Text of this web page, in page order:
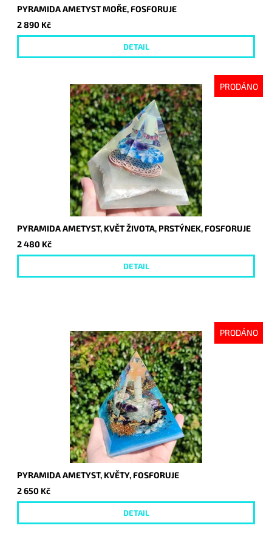
PYRAMIDA AMETYST MOŘE, FOSFORUJE
2 890 Kč
DETAIL
PRODÁNO
PYRAMIDA AMETYST, KVĚT ŽIVOTA, PRSTÝNEK, FOSFORUJE
2 480 Kč
DETAIL
PRODÁNO
PYRAMIDA AMETYST, KVĚTY, FOSFORUJE
2 650 Kč
DETAIL